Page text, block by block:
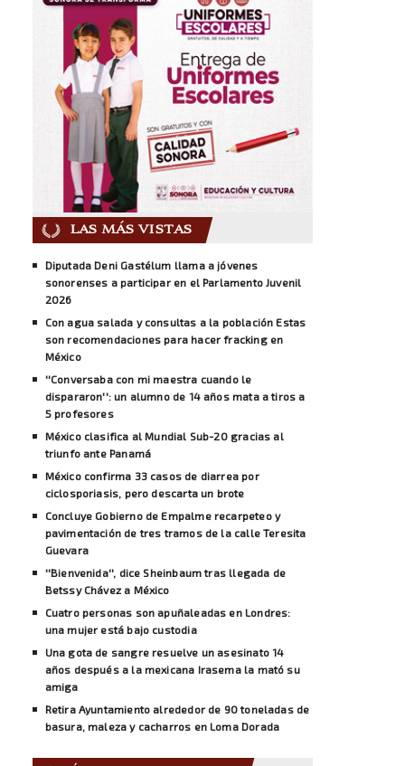
LAS MÁS VISTAS
Diputada Deni Gastélum llama a jóvenes
sonorenses a participar en el Parlamento Juvenil
2026
Con agua salada y consultas a la población Estas
son recomendaciones para hacer fracking en
México
''Conversaba con mi maestra cuando le
dispararon'': un alumno de 14 años mata a tiros a
5 profesores
México clasifica al Mundial Sub-20 gracias al
triunfo ante Panamá
México confirma 33 casos de diarrea por
ciclosporiasis, pero descarta un brote
Concluye Gobierno de Empalme recarpeteo y
pavimentación de tres tramos de la calle Teresita
Guevara
''Bienvenida'', dice Sheinbaum tras llegada de
Betssy Chávez a México
Cuatro personas son apuñaleadas en Londres:
una mujer está bajo custodia
Una gota de sangre resuelve un asesinato 14
años después a la mexicana Irasema la mató su
amiga
Retira Ayuntamiento alrededor de 90 toneladas de
basura, maleza y cacharros en Loma Dorada